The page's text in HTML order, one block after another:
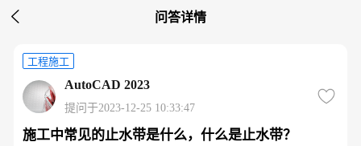
 问答详情
工程施工
AutoCAD 2023
提问于2023-12-25 10:33:47
施工中常见的止水带是什么，什么是止水带？